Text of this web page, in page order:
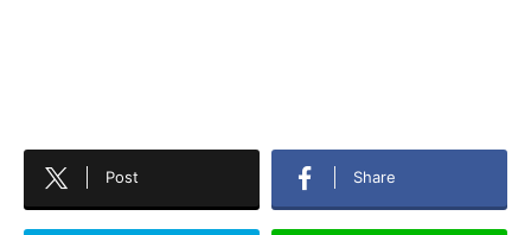
Post Share